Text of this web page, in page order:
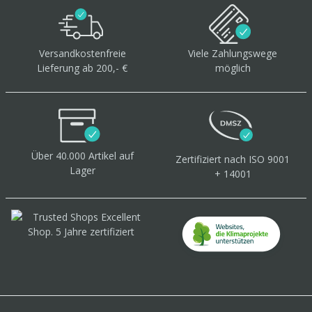
Versandkostenfreie
Lieferung ab 200,- €
Viele Zahlungswege
möglich
Über 40.000 Artikel auf
Lager
Zertifiziert nach ISO 9001
+ 14001